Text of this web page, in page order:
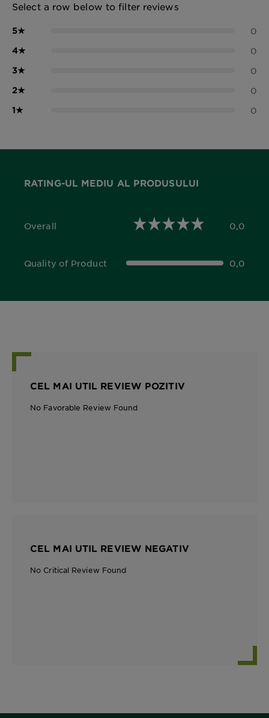
Select a row below to filter reviews
5★ 0
4★ 0
3★ 0
2★ 0
1★ 0
RATING-UL MEDIU AL PRODUSULUI
Overall
0,0 out of 5 stars 0,0
Quality of Product
0,0 out of 5 stars 0,0
CEL MAI UTIL REVIEW POZITIV
No Favorable Review Found
CEL MAI UTIL REVIEW NEGATIV
No Critical Review Found